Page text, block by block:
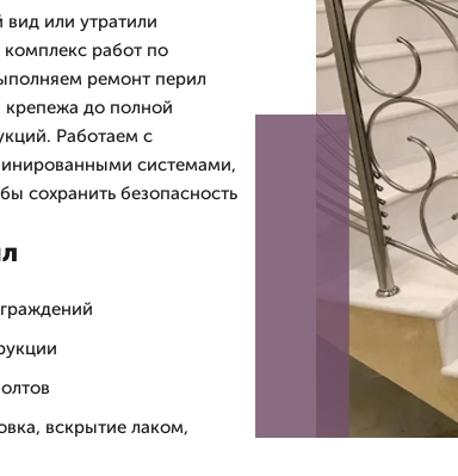
или утратили
работ по
ремонт перил
крепежа до полной
Работаем с
системами,
сохранить безопасность
вскрытие лаком,